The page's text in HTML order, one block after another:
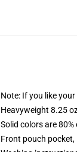
Note: If you like
Heavyweight 8.25
Solid colors are
Front pouch